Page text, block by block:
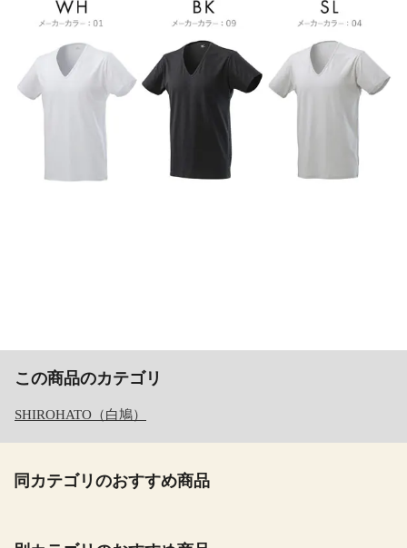
この商品のカテゴリ
SHIROHATO（白鳩）
同カテゴリのおすすめ商品